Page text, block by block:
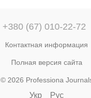
+380 (67) 010-22-72
Контактная информация
Полная версия сайта
© 2026 Professiona
Укр Рус